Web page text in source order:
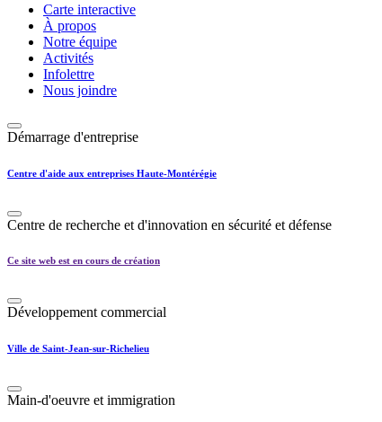
Carte interactive
À propos
Notre équipe
Activités
Infolettre
Nous joindre
Démarrage d'entreprise
Centre d'aide aux entreprises Haute-Montérégie
Centre de recherche et d'innovation en sécurité et défense
Ce site web est en cours de création
Développement commercial
Ville de Saint-Jean-sur-Richelieu
Main-d'oeuvre et immigration